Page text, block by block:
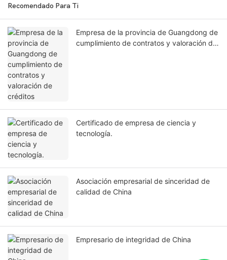
Recomendado Para Ti
Empresa de la provincia de Guangdong de
cumplimiento de contratos y valoración de
Certificado de empresa de ciencia y
tecnología.
Asociación empresarial de sinceridad de
calidad de China
Empresario de integridad de China